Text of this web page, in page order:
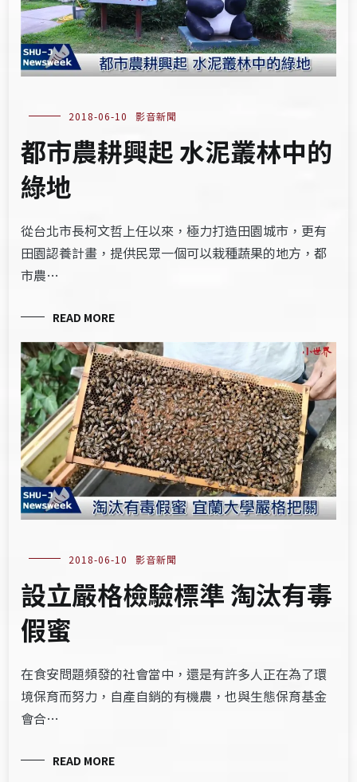
2018-06-10 影音新聞
都市農耕興起 水泥叢林中的
綠地
從台北市長柯文哲上任以來，極力打造田園城市，更有
田園認養計畫，提供民眾一個可以栽種蔬果的地方，都
市農…
READ MORE
2018-06-10 影音新聞
設立嚴格檢驗標準 淘汰有毒
假蜜
在食安問題頻發的社會當中，還是有許多人正在為了環
境保育而努力，自產自銷的有機農，也與生態保育基金
會合…
READ MORE